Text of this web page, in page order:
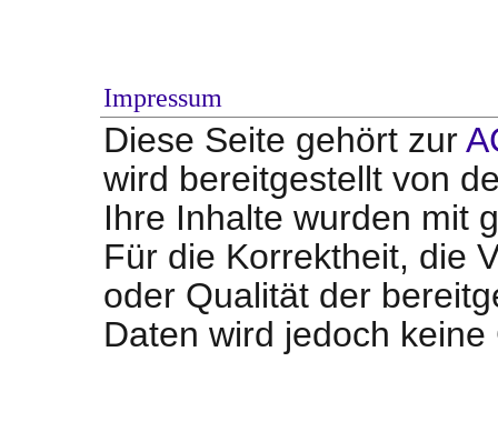
Impressum
Diese Seite gehört zur
wird bereitgestellt von
Ihre Inhalte wurden mit
Für die Korrektheit, die
oder Qualität der
Daten wird jedoch